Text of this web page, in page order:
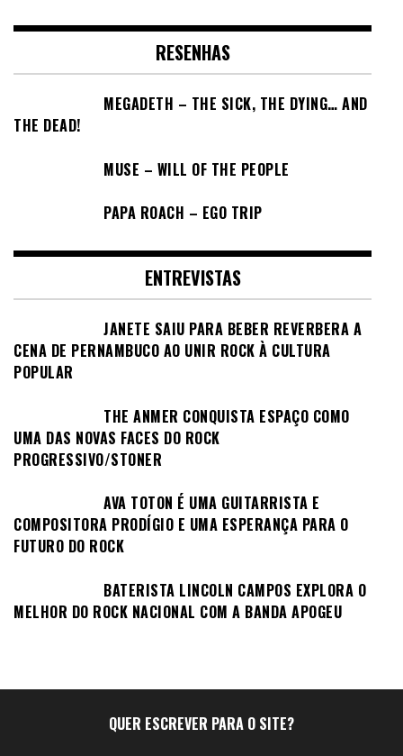
RESENHAS
MEGADETH – THE SICK, THE DYING… AND
THE DEAD!
MUSE – WILL OF THE PEOPLE
PAPA ROACH – EGO TRIP
ENTREVISTAS
JANETE SAIU PARA BEBER REVERBERA A
CENA DE PERNAMBUCO AO UNIR ROCK À CULTURA
POPULAR
THE ANMER CONQUISTA ESPAÇO COMO
UMA DAS NOVAS FACES DO ROCK
PROGRESSIVO/STONER
AVA TOTON É UMA GUITARRISTA E
COMPOSITORA PRODÍGIO E UMA ESPERANÇA PARA O
FUTURO DO ROCK
BATERISTA LINCOLN CAMPOS EXPLORA O
MELHOR DO ROCK NACIONAL COM A BANDA APOGEU
QUER ESCREVER PARA O SITE?